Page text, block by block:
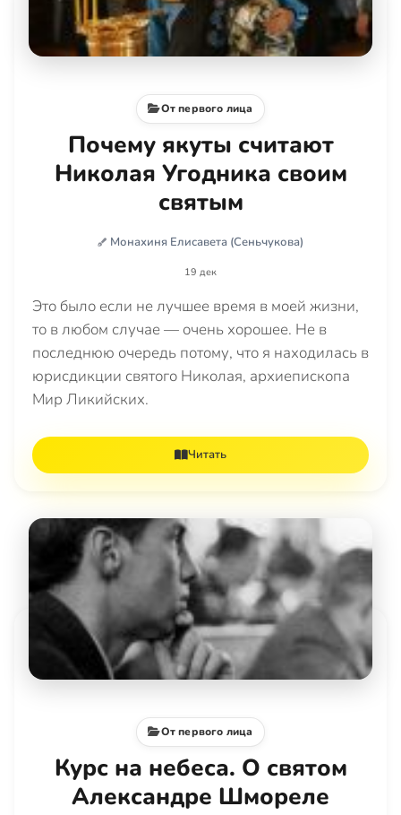
От первого лица
Почему якуты считают
Николая Угодника своим
святым
Монахиня Елисавета (Сеньчукова)
19 дек
Это было если не лучшее время в моей жизни,
то в любом случае — очень хорошее. Не в
последнюю очередь потому, что я находилась в
юрисдикции святого Николая, архиепископа
Мир Ликийских.
Читать
От первого лица
Курс на небеса. О святом
Александре Шмореле